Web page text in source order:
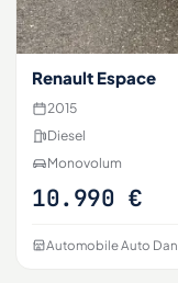
Renault Espace
2015
Diesel
Monovolum
10.990 €
Automobile Auto Dan